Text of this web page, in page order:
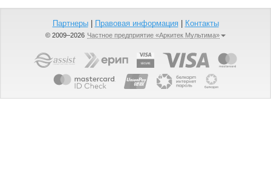
Партнеры| Правовая информация| Контакты
© 2009–2026 Частное предприятие «Аркитек Мультима»